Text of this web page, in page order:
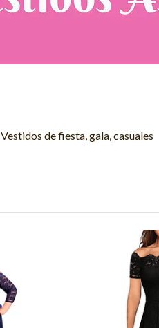
Vestidos de fiesta, gala, casuales